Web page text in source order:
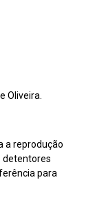
Oliveira.
a reprodução
detentores
para